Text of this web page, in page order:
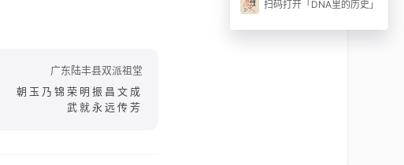
广东陆丰县双派祖堂
朝玉乃锦荣明振昌文成
武就永远传芳
扫码打开「DNA里的历史」